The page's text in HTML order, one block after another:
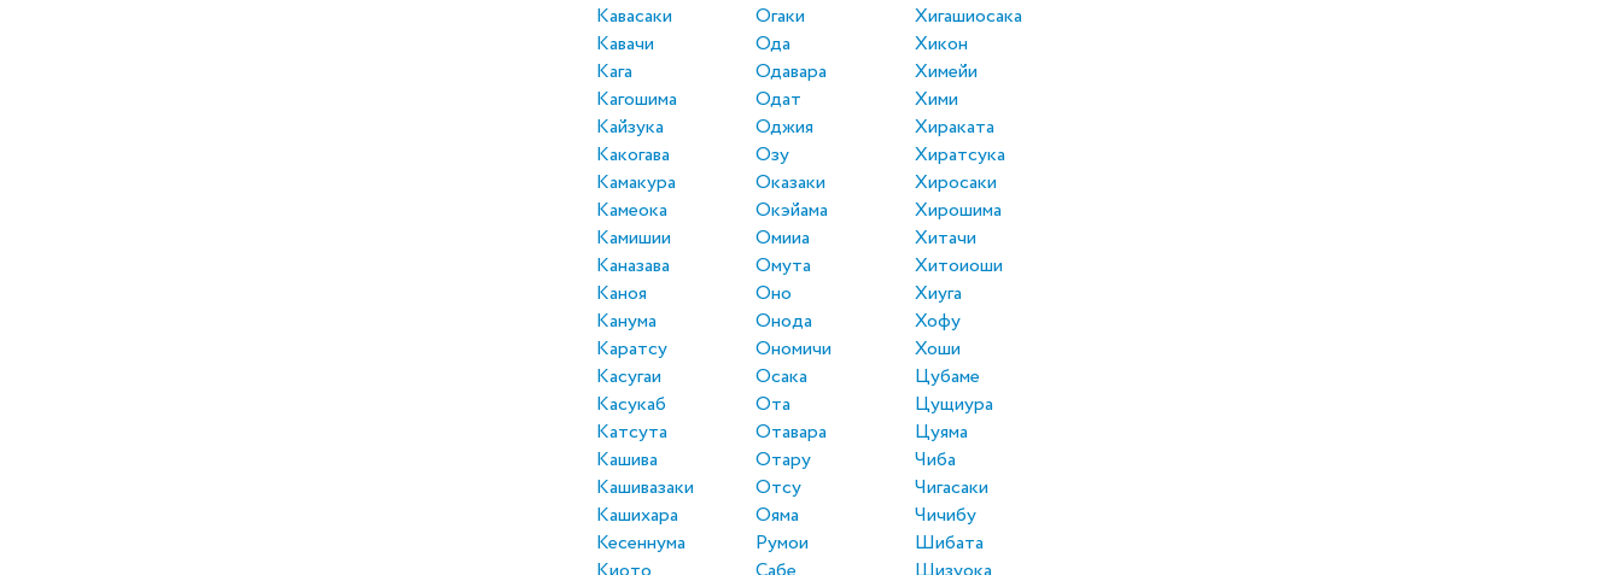
Кавасаки
Кавачи
Кага
Кагошима
Кайзука
Какогава
Камакура
Камеока
Камишии
Каназава
Каноя
Канума
Каратсу
Касугаи
Касукаб
Катсута
Кашива
Кашивазаки
Кашихара
Кесеннума
Огаки
Ода
Одавара
Одат
Оджия
Озу
Оказаки
Окэйама
Омииа
Омута
Оно
Онода
Ономичи
Осака
Ота
Отавара
Отару
Отсу
Ояма
Румои
Хигашиосака
Хикон
Химейи
Хими
Хираката
Хиратсука
Хиросаки
Хирошима
Хитачи
Хитоиоши
Хиуга
Хофу
Хоши
Цубаме
Цущиура
Цуяма
Чиба
Чигасаки
Чичибу
Шибата